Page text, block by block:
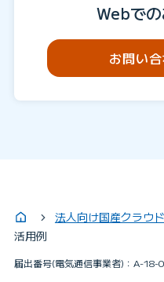
Webで
お問い
法人向け国産クラウ
活用例
届出番号(電気通信事業者)：A-18-